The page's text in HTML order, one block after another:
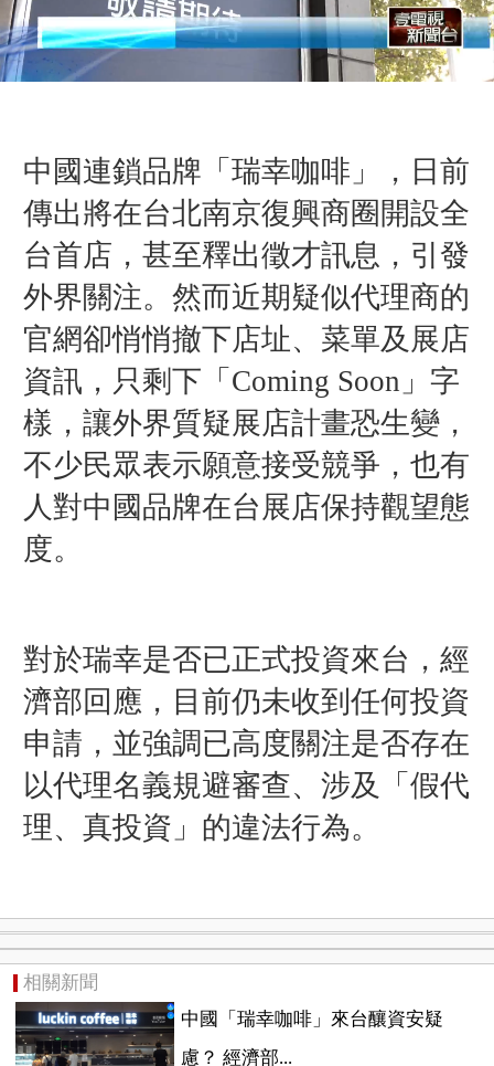
中國連鎖品牌「瑞幸咖啡」，日前
傳出將在台北南京復興商圈開設全
台首店，甚至釋出徵才訊息，引發
外界關注。然而近期疑似代理商的
官網卻悄悄撤下店址、菜單及展店
資訊，只剩下「Coming Soon」字
樣，讓外界質疑展店計畫恐生變，
不少民眾表示願意接受競爭，也有
人對中國品牌在台展店保持觀望態
度。
對於瑞幸是否已正式投資來台，經
濟部回應，目前仍未收到任何投資
申請，並強調已高度關注是否存在
以代理名義規避審查、涉及「假代
理、真投資」的違法行為。
相關新聞
中國「瑞幸咖啡」來台釀資安疑
慮？ 經濟部...